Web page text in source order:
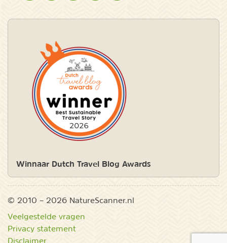
Winnaar Dutch Travel Blog Awards
© 2010 – 2026 NatureScanner.nl
Veelgestelde vragen
Privacy statement
Disclaimer